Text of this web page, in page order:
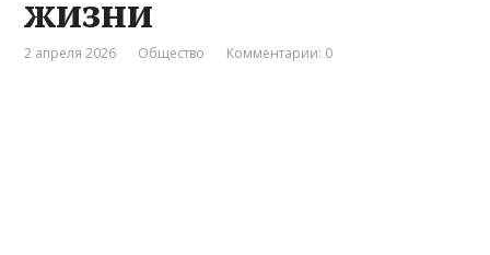
жизни
2 апреля 2026 Общество Комментарии: 0